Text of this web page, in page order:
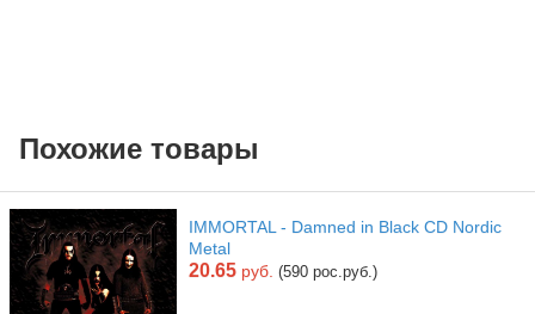
Похожие товары
IMMORTAL - Damned in Black CD Nordic
Metal
20.65 руб. (590 рос.руб.)